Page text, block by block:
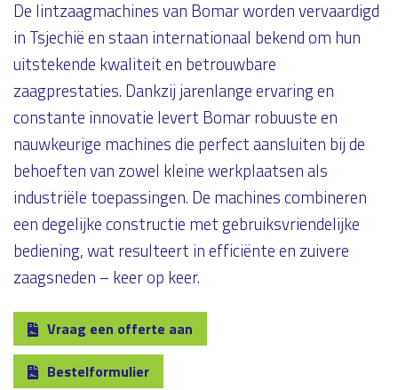
De lintzaagmachines van Bomar worden vervaardigd
in Tsjechië en staan internationaal bekend om hun
uitstekende kwaliteit en betrouwbare
zaagprestaties. Dankzij jarenlange ervaring en
constante innovatie levert Bomar robuuste en
nauwkeurige machines die perfect aansluiten bij de
behoeften van zowel kleine werkplaatsen als
industriële toepassingen. De machines combineren
een degelijke constructie met gebruiksvriendelijke
bediening, wat resulteert in efficiënte en zuivere
zaagsneden – keer op keer.
Vraag een offerte aan
Bestelformulier